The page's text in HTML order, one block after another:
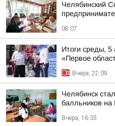
Челябинский
08:07
Итоги среды, 5
«Первое
Вчера, 22:09
Челябинск
балльников
Вчера, 16:35